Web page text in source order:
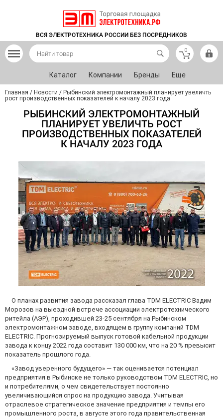
ВСЯ ЭЛЕКТРОТЕХНИКА РОССИИ БЕЗ ПОСРЕДНИКОВ
0
Каталог Компании Бренды Еще
Главная / Новости / Рыбинский электромонтажный планирует увеличть
рост производственных показателей к началу 2023 года
РЫБИНСКИЙ ЭЛЕКТРОМОНТАЖНЫЙ
ПЛАНИРУЕТ УВЕЛИЧТЬ РОСТ
ПРОИЗВОДСТВЕННЫХ ПОКАЗАТЕЛЕЙ
К НАЧАЛУ 2023 ГОДА
О планах развития завода рассказал глава TDM ELECTRIC Вадим
Морозов на выездной встрече ассоциации электротехнического
ритейла (АЭР), проходившей 23-25 сентября на Рыбинском
электромонтажном заводе, входящем в группу компаний TDM
ELECTRIC. Прогнозируемый выпуск готовой кабельной продукции
завода к концу 2022 года составит 130 000 км, что на 20 % превысит
показатель прошлого года.
«Завод уверенного будущего» — так оценивается потенциал
предприятия в Рыбинске не только руководством TDM ELECTRIC, но
и потребителями, о чем свидетельствует постоянно
увеличивающийся спрос на продукцию завода. Учитывая
отраслевое стратегическое значение предприятия и темпы его
промышленного роста, в августе этого года правительственная